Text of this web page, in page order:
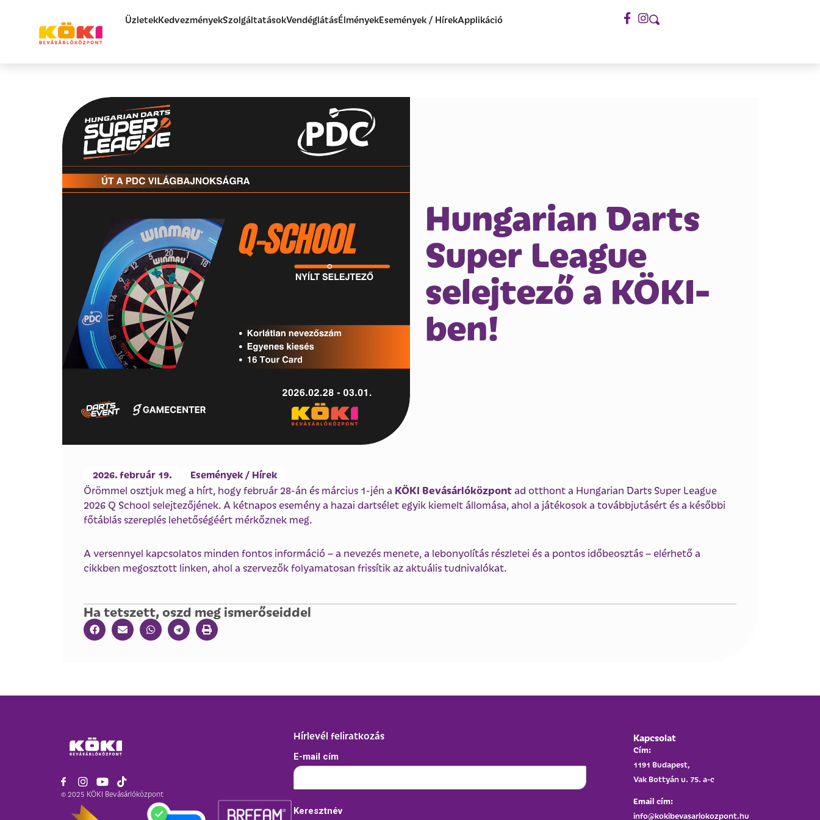
ÜzletekKedvezményekSzolgáltatásokVendéglátásÉlményekEsemények / HírekApplikáció
Hungarian Darts
Super League
selejtező a KÖKI-
ben!
2026. február 19.
Események / Hírek
Örömmel osztjuk meg a hírt, hogy február 28-án és március 1-jén a KÖKI Bevásárlóközpontad otthont a Hungarian Darts Super League
2026 Q School selejtezőjének. A kétnapos esemény a hazai dartsélet egyik kiemelt állomása, ahol a játékosok a továbbjutásért és a későbbi
főtáblás szereplés lehetőségéért mérkőznek meg.
A versennyel kapcsolatos minden fontos információ – a nevezés menete, a lebonyolítás részletei és a pontos időbeosztás – elérhető a
cikkben megosztott linken, ahol a szervezők folyamatosan frissítik az aktuális tudnivalókat.
Ha tetszett, oszd meg ismerőseiddel
© 2025 KÖKI Bevásárlóközpont
Hírlevél feliratkozás
E-mail cím
Keresztnév
Kapcsolat
Cím:
1191 Budapest,
Vak Bottyán u. 75. a-c
Email cím:
info@kokibevasarlokozpont.hu